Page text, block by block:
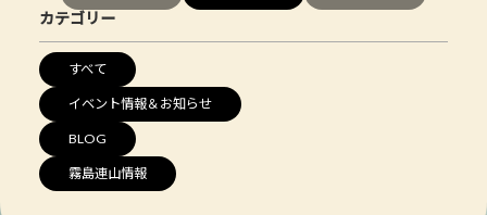
カテゴリー
すべて
イベント情報＆お知らせ
BLOG
霧島連山情報